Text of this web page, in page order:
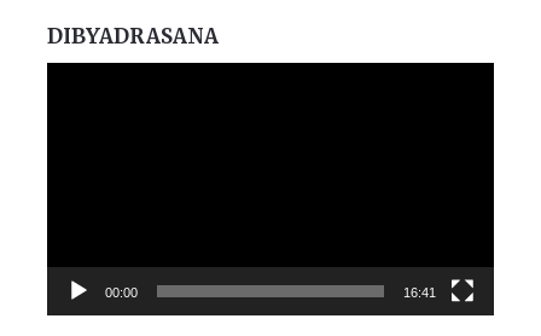
DIBYADRASANA
00:00 16:41